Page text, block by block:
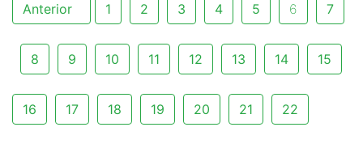
Anterior 1 2 3 4 5 6 7
8 9 10 11 12 13 14 15
16 17 18 19 20 21 22